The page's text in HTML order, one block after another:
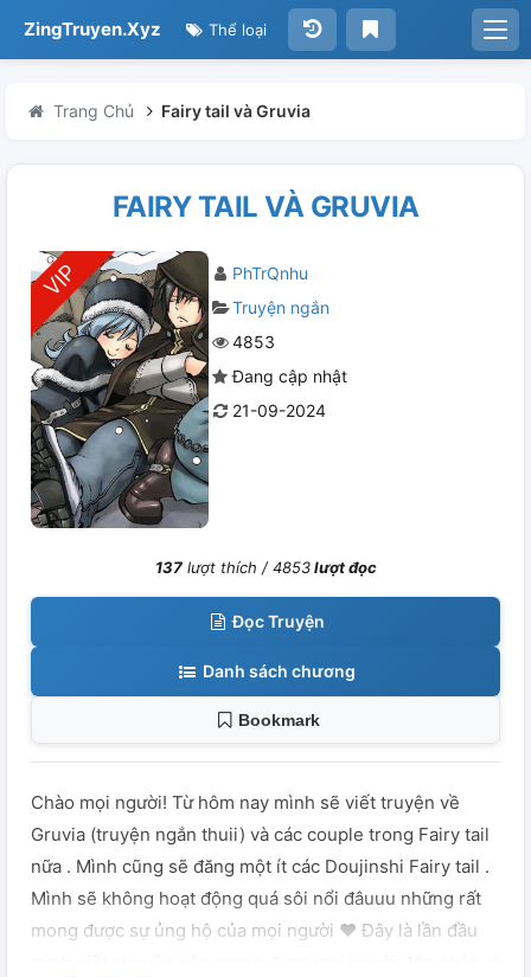
ZingTruyen.Xyz Thể loại
Trang Chủ Fairy tail và Gruvia
FAIRY TAIL VÀ GRUVIA
PhTrQnhu
Truyện ngắn
4853
Đang cập nhật
21-09-2024
137lượt thích /4853lượt đọc
Đọc Truyện
Danh sách chương
Bookmark
Chào mọi người! Từ hôm nay mình sẽ viết truyện về
Gruvia (truyện ngắn thuii) và các couple trong Fairy tail
nữa . Mình cũng sẽ đăng một ít các Doujinshi Fairy tail .
Mình sẽ không hoạt động quá sôi nổi đâuuu những rất
mong được sự ủng hộ của mọi người ❤️ Đây là lần đầu